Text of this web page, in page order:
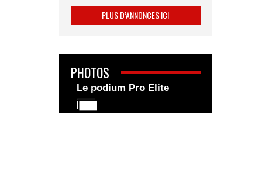
PLUS D’ANNONCES ICI
PHOTOS
Le podium Pro Elite